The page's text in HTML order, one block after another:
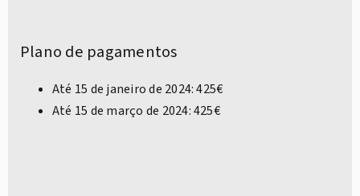
Plano de pagamentos
Até 15 de janeiro de 2024: 425€
Até 15 de março de 2024: 425€